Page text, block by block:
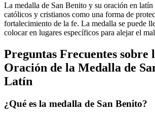
La medalla de San Benito y su oración en
católicos y cristianos como una forma de
fortalecimiento de la fe. La medalla se puede
colocar en lugares específicos para alejar el
Preguntas Frecuentes sobre
Oración de la Medalla de
Latín
¿Qué es la medalla de San Benito?